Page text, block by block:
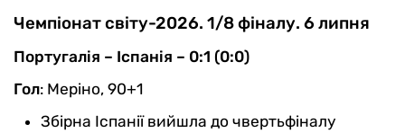
Чемпіонат світу-2026. 1/8 фіналу. 6 липня
Португалія – Іспанія – 0:1 (0:0)
Гол: Меріно, 90+1
Збірна Іспанії вийшла до чвертьфіналу